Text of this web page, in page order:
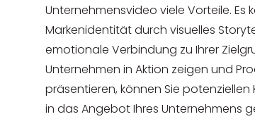
Unternehmensvideo viele Vorteile. Es
Markenidentität durch visuelles
emotionale Verbindung zu Ihrer
Unternehmen in Aktion zeigen und
präsentieren, können Sie
in das Angebot Ihres Unternehmens